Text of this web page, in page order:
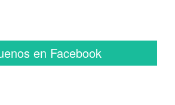
en Facebook